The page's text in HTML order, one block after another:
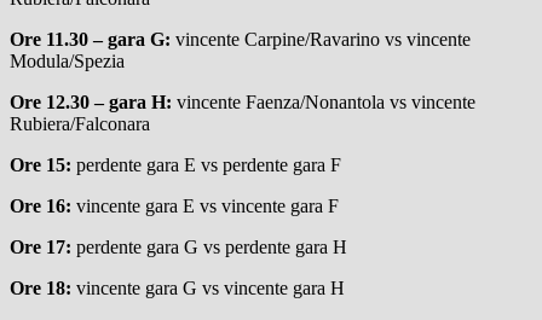
Ore 11.30 – gara G: vincente Carpine/Ravarino vs vincente
Modula/Spezia
Ore 12.30 – gara H: vincente Faenza/Nonantola vs vincente
Rubiera/Falconara
Ore 15: perdente gara E vs perdente gara F
Ore 16: vincente gara E vs vincente gara F
Ore 17: perdente gara G vs perdente gara H
Ore 18: vincente gara G vs vincente gara H